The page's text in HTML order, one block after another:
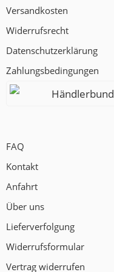
Versandkosten
Widerrufsrecht
Datenschutzerklärung
Zahlungsbedingungen
Händlerbund
FAQ
Kontakt
Anfahrt
Über uns
Lieferverfolgung
Widerrufsformular
Vertrag widerrufen